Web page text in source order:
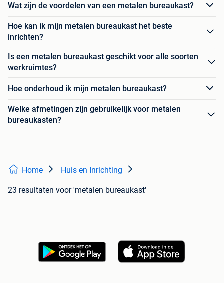
Wat zijn de voordelen van een metalen bureaukast?
Hoe kan ik mijn metalen bureaukast het beste
inrichten?
Is een metalen bureaukast geschikt voor alle soorten
werkruimtes?
Hoe onderhoud ik mijn metalen bureaukast?
Welke afmetingen zijn gebruikelijk voor metalen
bureaukasten?
Home Huis en Inrichting
23 resultaten voor 'metalen bureaukast'